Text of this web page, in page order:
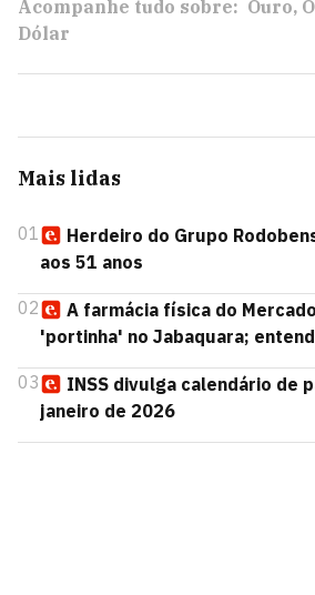
Acompanhe tudo sobre: Ouro
Dólar
Mais lidas
01
Herdeiro do Grupo
aos 51 anos
02
A farmácia física do
'portinha' no Jabaquara;
03
INSS divulga calendário de
janeiro de 2026